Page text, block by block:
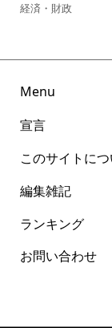
経済・財政
Menu
宣言
このサイトにつ
編集雑記
ランキング
お問い合わせ